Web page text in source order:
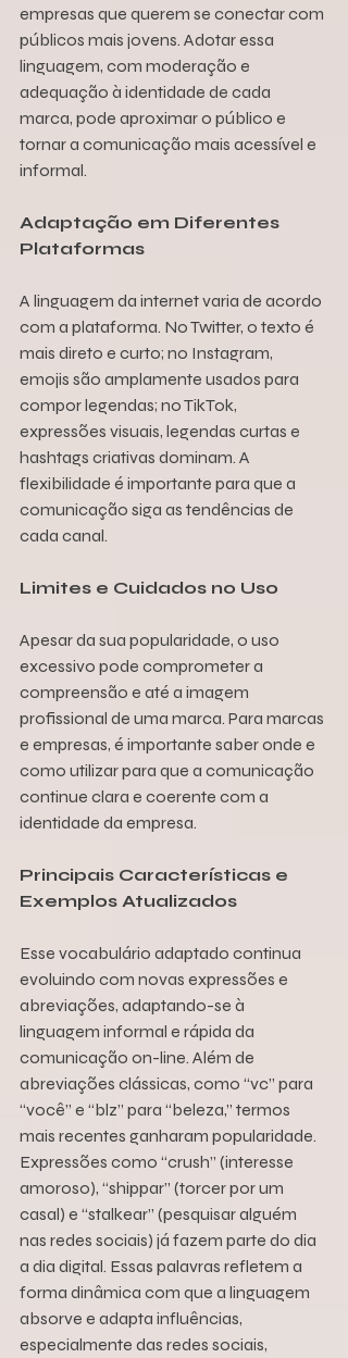
empresas que querem se conectar com
públicos mais jovens. Adotar essa
linguagem, com moderação e
adequação à identidade de cada
marca, pode aproximar o público e
tornar a comunicação mais acessível e
informal.
Adaptação em Diferentes
Plataformas
A linguagem da internet varia de acordo
com a plataforma. No Twitter, o texto é
mais direto e curto; no Instagram,
emojis são amplamente usados para
compor legendas; no TikTok,
expressões visuais, legendas curtas e
hashtags criativas dominam. A
flexibilidade é importante para que a
comunicação siga as tendências de
cada canal.
Limites e Cuidados no Uso
Apesar da sua popularidade, o uso
excessivo pode comprometer a
compreensão e até a imagem
profissional de uma marca. Para marcas
e empresas, é importante saber onde e
como utilizar para que a comunicação
continue clara e coerente com a
identidade da empresa.
Principais Características e
Exemplos Atualizados
Esse vocabulário adaptado continua
evoluindo com novas expressões e
abreviações, adaptando-se à
linguagem informal e rápida da
comunicação on-line. Além de
abreviações clássicas, como “vc” para
“você” e “blz” para “beleza,” termos
mais recentes ganharam popularidade.
Expressões como “crush” (interesse
amoroso), “shippar” (torcer por um
casal) e “stalkear” (pesquisar alguém
nas redes sociais) já fazem parte do dia
a dia digital. Essas palavras refletem a
forma dinâmica com que a linguagem
absorve e adapta influências,
especialmente das redes sociais,